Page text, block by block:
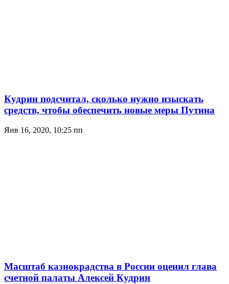
Кудрин подсчитал, сколько нужно изыскать
средств, чтобы обеспечить новые меры Путина
Янв 16, 2020, 10:25 пп
Масштаб казнокрадства в России оценил глава
счетной палаты Алексей Кудрин